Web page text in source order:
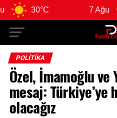
30°C 7 Ağu
POLITIKA
Özel, İmamoğlu ve
mesaj:
olacağız